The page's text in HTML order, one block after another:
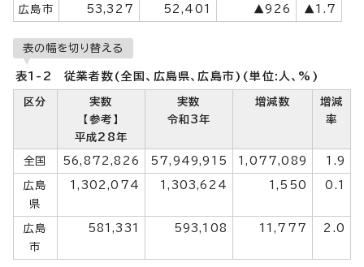
広島市 53,327 52,401 ▲926 ▲1.7
表の幅を切り替える
表1-2 従業者数(全国、広島県、広島市)(単位:人、%)
区分
実数
【参考】
平成28年
実数
令和3年
増減数
増減
率
全国 56,872,826 57,949,915 1,077,089 1.9
広島
県
1,302,074 1,303,624 1,550 0.1
広島
市
581,331 593,108 11,777 2.0